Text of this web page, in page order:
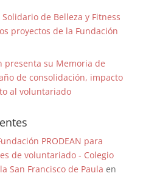
de Belleza y Fitness
proyectos de la Fundación
presenta su Memoria de
de consolidación, impacto
al voluntariado
PRODEAN para
de voluntariado - Colegio
San Francisco de Paula en